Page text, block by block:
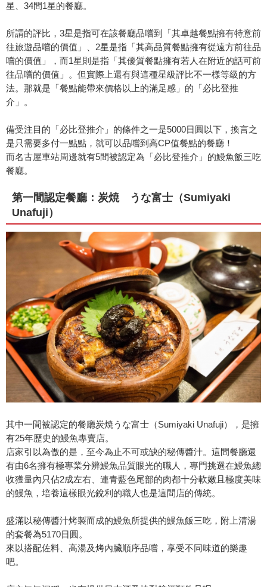
星、34間1星的餐廳。
所謂的評比，3星是指可在該餐廳品嚐到「其卓越餐點擁有特意前
往旅遊品嚐的價值」、2星是指「其高品質餐點擁有從遠方前往品
嚐的價值」，而1星則是指「其優質餐點擁有若人在附近的話可前
往品嚐的價值」。但實際上還有與這種星級評比不一樣等級的方
法。那就是「餐點能帶來價格以上的滿足感」的「必比登推
介」。
備受注目的「必比登推介」的條件之一是5000日圓以下，換言之
是只需要多付一點點，就可以品嚐到高CP值餐點的餐廳！
而名古屋車站周邊就有5間被認定為「必比登推介」的鰻魚飯三吃
餐廳。
第一間認定餐廳：炭焼 うな富士（Sumiyaki
Unafuji）
其中一間被認定的餐廳炭焼うな富士（Sumiyaki Unafuji），是擁
有25年歷史的鰻魚專賣店。
店家引以為傲的是，至今為止不可或缺的秘傳醬汁。這間餐廳還
有由6名擁有極專業分辨鰻魚品質眼光的職人，專門挑選在鰻魚總
收獲量內只佔2成左右、連青藍色尾部的肉都十分軟嫩且極度美味
的鰻魚，培養這樣眼光銳利的職人也是這間店的傳統。
盛滿以秘傳醬汁烤製而成的鰻魚所提供的鰻魚飯三吃，附上清湯
的套餐為5170日圓。
來以搭配佐料、高湯及烤內臟順序品嚐，享受不同味道的樂趣
吧。